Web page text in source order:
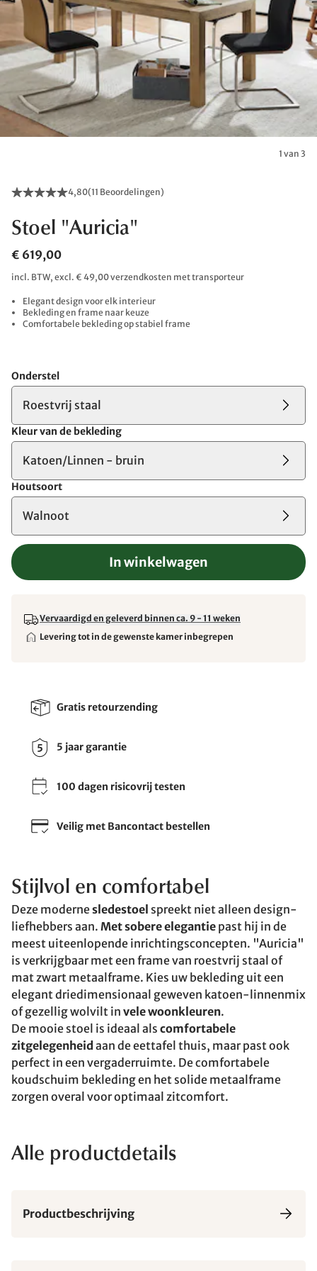
1 van 3
4,80(11 Beoordelingen)
Stoel "Auricia"
€ 619,00
incl. BTW, excl. € 49,00 verzendkosten met transporteur
Elegant design voor elk interieur
Bekleding en frame naar keuze
Comfortabele bekleding op stabiel frame
Onderstel
Roestvrij staal
Kleur van de bekleding
Katoen/Linnen - bruin
Houtsoort
Walnoot
In winkelwagen
Vervaardigd en geleverd binnen ca. 9 - 11 weken
Levering tot in de gewenste kamer inbegrepen
Gratis retourzending
5 jaar garantie
100 dagen risicovrij testen
Veilig met Bancontact bestellen
Stijlvol en comfortabel
Deze modernesledestoel spreekt niet alleen design-
liefhebbers aan. Met sobere elegantie past hij in de
meest uiteenlopende inrichtingsconcepten. "Auricia"
is verkrijgbaar met een frame van roestvrij staal of
mat zwart metaalframe. Kies uw bekleding uit een
elegant driedimensionaal geweven katoen-linnenmix
of gezellig wolvilt in vele woonkleuren.
De mooie stoel is ideaal als comfortabele
zitgelegenheid aan de eettafel thuis, maar past ook
perfect in een vergaderruimte. De comfortabele
koudschuim bekleding en het solide metaalframe
zorgen overal voor optimaal zitcomfort.
Alle productdetails
Productbeschrijving